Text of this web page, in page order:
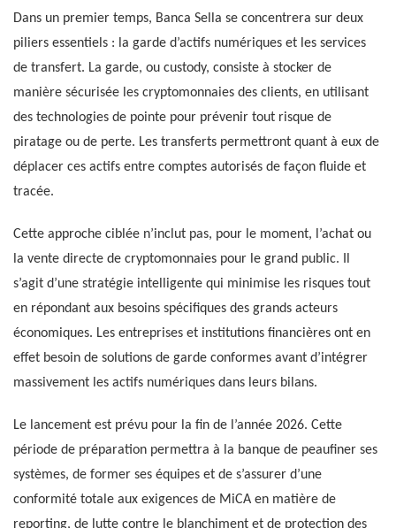
Dans un premier temps, Banca Sella se concentrera sur deux
piliers essentiels : la garde d’actifs numériques et les services
de transfert. La garde, ou custody, consiste à stocker de
manière sécurisée les cryptomonnaies des clients, en utilisant
des technologies de pointe pour prévenir tout risque de
piratage ou de perte. Les transferts permettront quant à eux de
déplacer ces actifs entre comptes autorisés de façon fluide et
tracée.
Cette approche ciblée n’inclut pas, pour le moment, l’achat ou
la vente directe de cryptomonnaies pour le grand public. Il
s’agit d’une stratégie intelligente qui minimise les risques tout
en répondant aux besoins spécifiques des grands acteurs
économiques. Les entreprises et institutions financières ont en
effet besoin de solutions de garde conformes avant d’intégrer
massivement les actifs numériques dans leurs bilans.
Le lancement est prévu pour la fin de l’année 2026. Cette
période de préparation permettra à la banque de peaufiner ses
systèmes, de former ses équipes et de s’assurer d’une
conformité totale aux exigences de MiCA en matière de
reporting, de lutte contre le blanchiment et de protection des